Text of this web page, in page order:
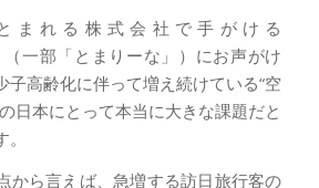
まれる株式会社で手がける
（一部「とまりーな」）にお声がけ
子高齢化に伴って増え続けている“空
日本にとって本当に大きな課題だと
から言えば、急増する訪日旅行客の